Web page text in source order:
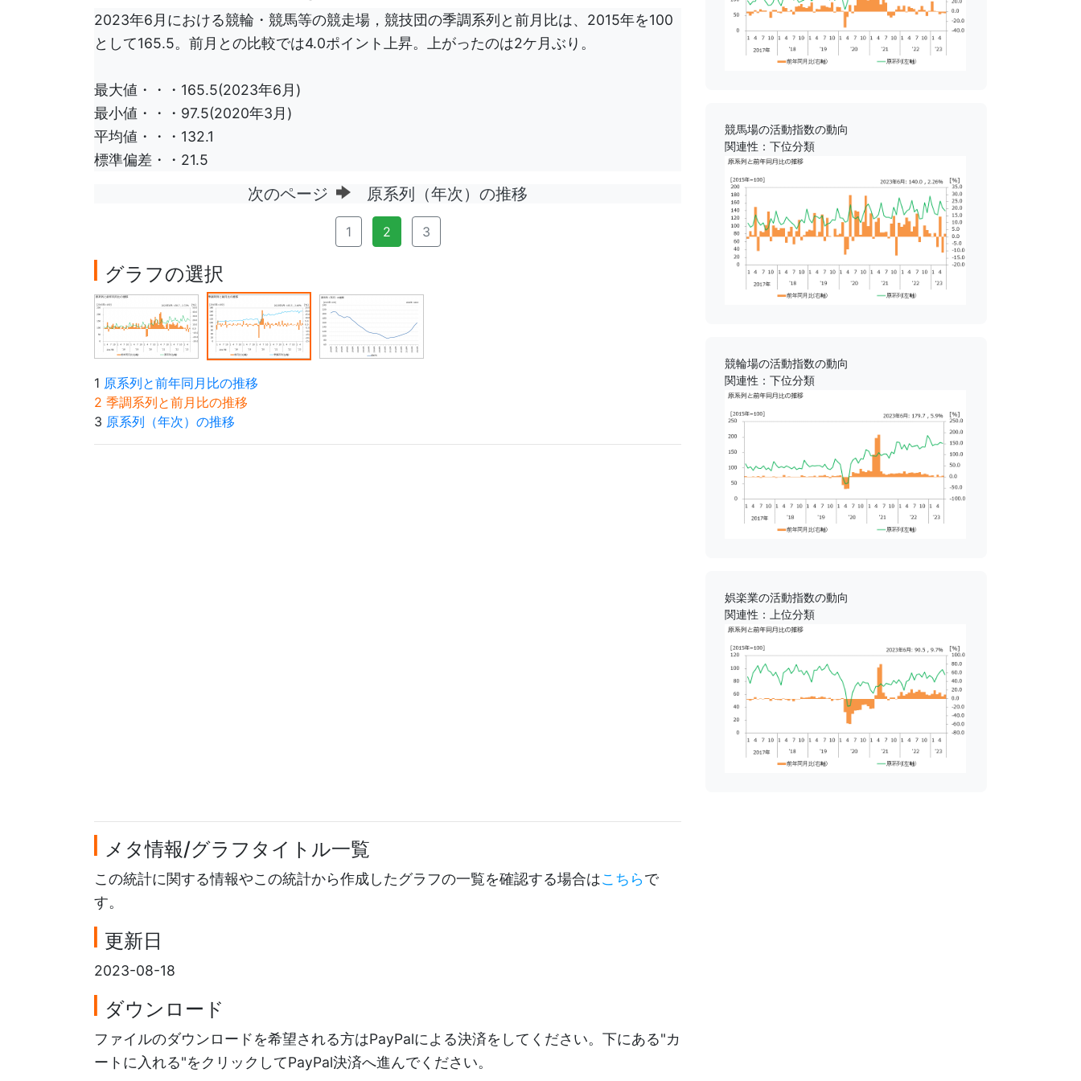
2023年6月における競輪・競馬等の競走場，競技団の季調系列と前月比は、2015年を100
として165.5。前月との比較では4.0ポイント上昇。上がったのは2ケ月ぶり。
最大値・・・165.5(2023年6月)
最小値・・・97.5(2020年3月)
平均値・・・132.1
標準偏差・・21.5
次のページ 原系列（年次）の推移
1 2 3
グラフの選択
1 原系列と前年同月比の推移
2 季調系列と前月比の推移
3 原系列（年次）の推移
メタ情報/グラフタイトル一覧
この統計に関する情報やこの統計から作成したグラフの一覧を確認する場合はこちらで
す。
更新日
2023-08-18
ダウンロード
ファイルのダウンロードを希望される方はPayPalによる決済をしてください。下にある"カ
ートに入れる"をクリックしてPayPal決済へ進んでください。
競馬場の活動指数の動向
関連性：下位分類
競輪場の活動指数の動向
関連性：下位分類
娯楽業の活動指数の動向
関連性：上位分類